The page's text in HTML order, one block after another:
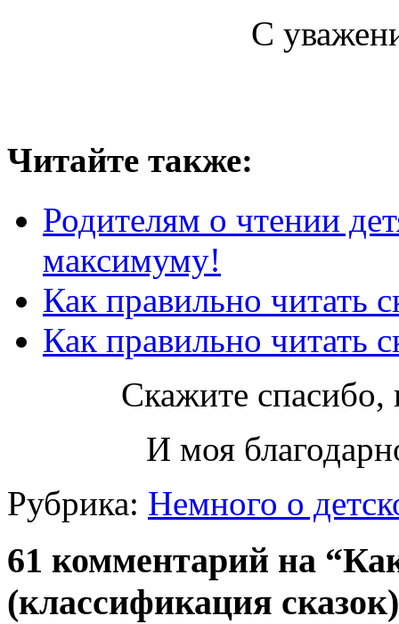
С
Читайте также:
Родителям о чтении
максимуму!
Как правильно читать
Как правильно читать
Скажите спасибо,
И моя
Рубрика: Немного о
61 комментарий на
(классификация